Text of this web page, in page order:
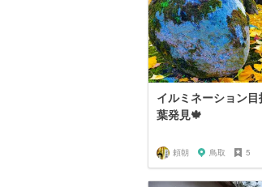
イルミネーション
葉発見🍁
頼朝 鳥取 5